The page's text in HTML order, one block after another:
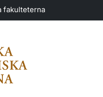
fakulteterna